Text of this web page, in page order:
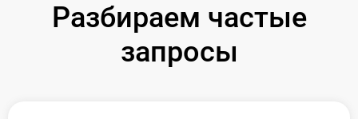
Разбираем частые
запросы